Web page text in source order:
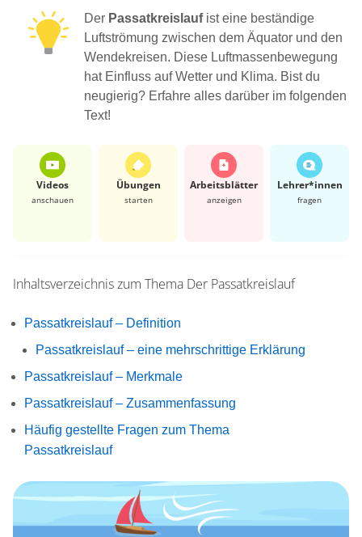
Der Passatkreislaufist eine beständige
Luftströmung zwischen dem Äquator und den
Wendekreisen. Diese Luftmassenbewegung
hat Einfluss auf Wetter und Klima. Bist du
neugierig? Erfahre alles darüber im folgenden
Text!
Videos
anschauen
Übungen
starten
Arbeits­blätter
anzeigen
Lehrer*​innen
fragen
Inhaltsverzeichnis zum Thema Der Passatkreislauf
Passatkreislauf ­– Definition
Passatkreislauf – eine mehrschrittige Erklärung
Passatkreislauf – Merkmale
Passatkreislauf – Zusammenfassung
Häufig gestellte Fragen zum Thema
Passatkreislauf